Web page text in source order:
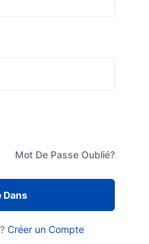
Mot De Passe Oublié?
Dans
Créer un Compte